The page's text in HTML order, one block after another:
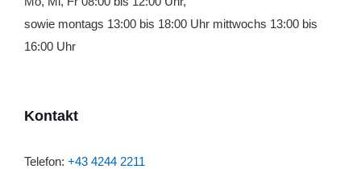
sowie montags 13:00 bis 18:00 Uhr mittwochs 13:00 bis
16:00 Uhr
Kontakt
Telefon: +43 4244 2211